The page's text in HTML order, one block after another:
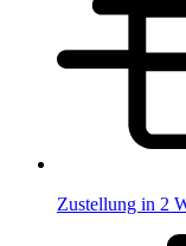
Zustellung in 2